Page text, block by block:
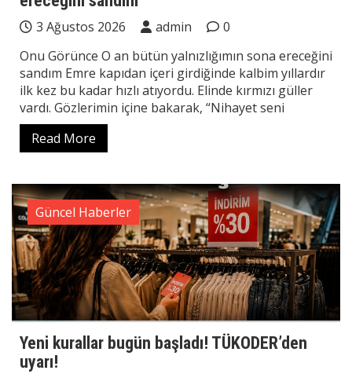
3 Ağustos 2026 admin
0
Onu Görünce O an bütün yalnızlığımın sona ereceğini
sandım Emre kapıdan içeri girdiğinde kalbim yıllardır
ilk kez bu kadar hızlı atıyordu. Elinde kırmızı güller
vardı. Gözlerimin içine bakarak, “Nihayet seni
Read More
Güncel Haberler
Yeni kurallar bugün başladı! TÜKODER’den
uyarı!